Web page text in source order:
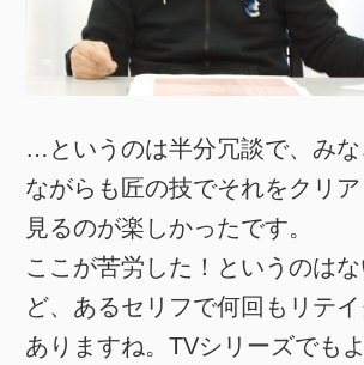
…というのは半分冗談で、みな
ながらも匠の技でそれをクリ
見るのが楽しかったです。
ここが苦労した！というのは
ど、あるセリフで何回もリテ
ありますね。TVシリーズでも